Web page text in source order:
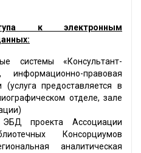
к электронным
системы «Консультант-
правовая
предоставляется в
отделе, зале
ЭБД проекта Ассоциации
Консорциумов
аналитическая